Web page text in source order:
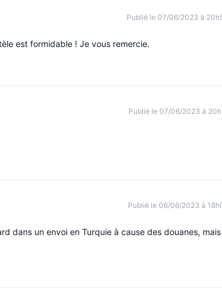
Publié le 07/06/2023 à
est formidable ! Je vous remercie.
Publié le 07/06/2023 à
Publié le 06/06/2023 à
dans un envoi en Turquie à cause des douanes,